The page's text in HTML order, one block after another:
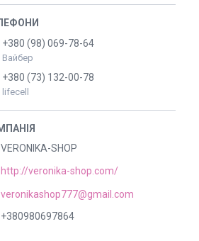
+380 (98) 069-78-64
Вайбер
+380 (73) 132-00-78
lifecell
VERONIKA-SHOP
http://veronika-shop.com/
veronikashop777@gmail.com
+380980697864